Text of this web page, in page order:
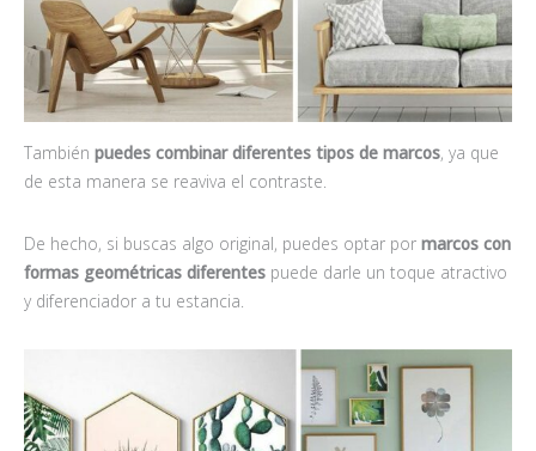
También puedes combinar diferentes tipos de marcos, ya que
de esta manera se reaviva el contraste.
De hecho, si buscas algo original, puedes optar por marcos con
formas geométricas diferentes puede darle un toque atractivo
y diferenciador a tu estancia.